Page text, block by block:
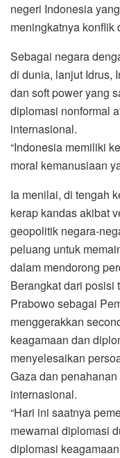
negeri Indonesia
meningkatnya konflik
Sebagai negara
di dunia, lanjut Idrus,
dan soft power yang
diplomasi nonformal
internasional.
“Indonesia memiliki
moral kemanusiaan
Ia menilai, di tengah
kerap kandas akibat
geopolitik negara-
peluang untuk
dalam mendorong
Berangkat dari posisi
Prabowo sebagai
menggerakkan
keagamaan dan
menyelesaikan
Gaza dan
internasional.
“Hari ini saatnya
mewarnai diplomasi
diplomasi